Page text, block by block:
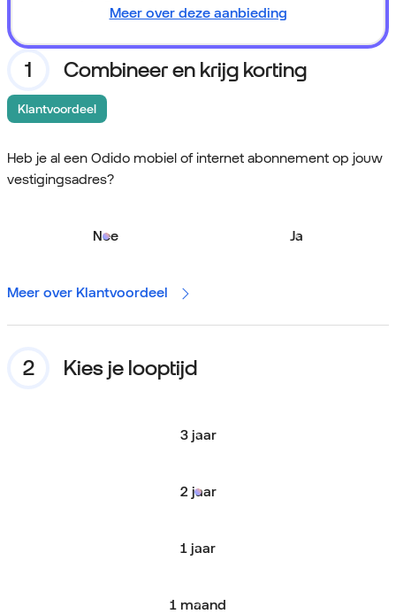
Meer over deze aanbieding
Combineer en krijg korting
Klantvoordeel
Heb je al een Odido mobiel of internet abonnement op jouw
vestigingsadres?
Nee Ja
Meer over Klantvoordeel
Kies je looptijd
3 jaar
2 jaar
1 jaar
1 maand